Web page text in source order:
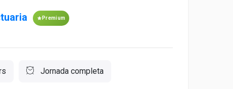
Premium
Jornada completa